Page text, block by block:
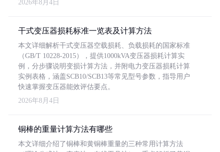
2026年8月4日
干式变压器损耗标准一览表及计算方法
本文详细解析干式变压器空载损耗、负载损耗的国家标准
（GB/T 10228-2015），提供1000kVA变压器损耗计算实
例，分步骤说明变损计算方法，并附电力变压器损耗计算
实例表格，涵盖SCB10/SCB13等常见型号参数，指导用户
快速掌握变压器能效评估要点。
2026年8月4日
铜棒的重量计算方法有哪些
本文详细介绍了铜棒和黄铜棒重量的三种常用计算方法